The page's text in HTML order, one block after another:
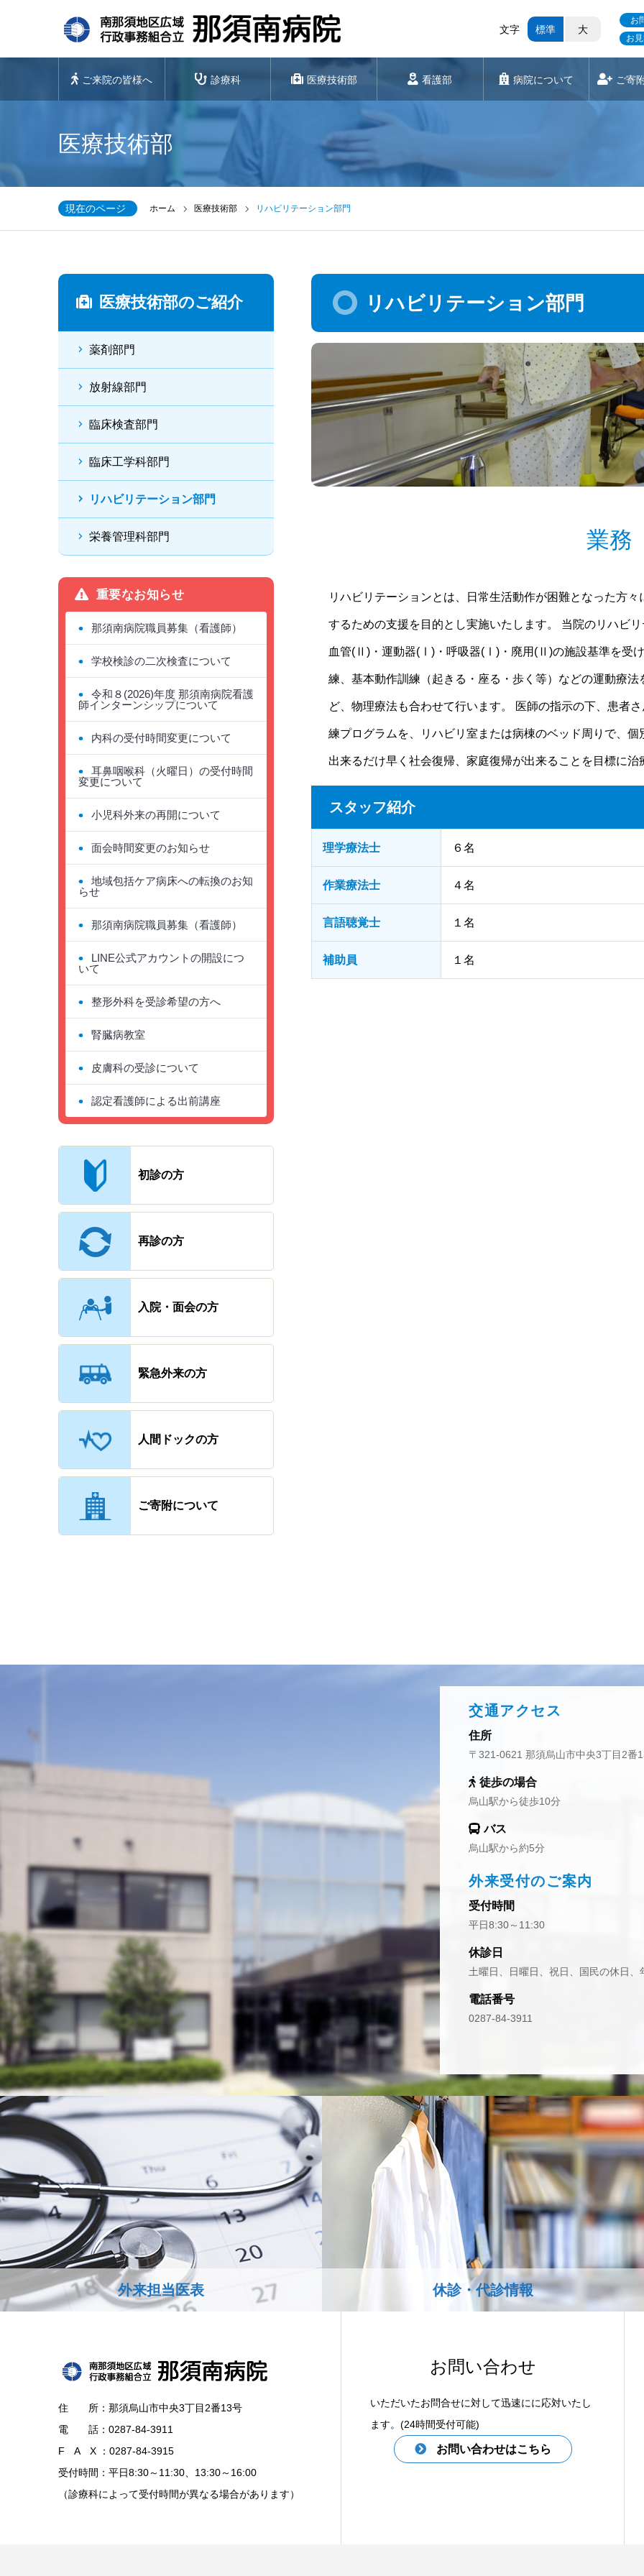
文字 標準 大
お
お
ご来院の皆様へ 診療科 医療技術部 看護部 病院について ご寄
医療技術部
現在のページ ホーム 医療技術部 リハビリテーション部門
リハビリテーション部門
業務
リハビリテーションとは、日常生活動作が困難となった方
するための支援を目的とし実施いたします。 当院のリハビ
血管(Ⅱ)・運動器(Ⅰ)・呼吸器(Ⅰ)・廃用(Ⅱ)の施設基準を受
練、基本動作訓練（起きる・座る・歩く等）などの運動療
ど、物理療法も合わせて行います。 医師の指示の下、患者
練プログラムを、リハビリ室または病棟のベッド周りで、
出来るだけ早く社会復帰、家庭復帰が出来ることを目標に治
スタッフ紹介
理学療法士 ６名
作業療法士 ４名
言語聴覚士 １名
補助員 １名
医療技術部のご紹介
薬剤部門
放射線部門
臨床検査部門
臨床工学科部門
リハビリテーション部門
栄養管理科部門
重要なお知らせ
那須南病院職員募集（看護師）
学校検診の二次検査について
令和８(2026)年度 那須南病院看護
師インターンシップについて
内科の受付時間変更について
耳鼻咽喉科（火曜日）の受付時間
変更について
小児科外来の再開について
面会時間変更のお知らせ
地域包括ケア病床への転換のお知
らせ
那須南病院職員募集（看護師）
LINE公式アカウントの開設につ
いて
整形外科を受診希望の方へ
腎臓病教室
皮膚科の受診について
認定看護師による出前講座
主なメニュー
初診の方
再診の方
入院・面会の方
緊急外来の方
人間ドックの方
ご寄附について
交通アクセス
住所
〒321-0621 那須烏山市中央3丁目2番
徒歩の場合
烏山駅から徒歩10分
バス
烏山駅から約5分
外来受付のご案内
受付時間
平日8:30～11:30
休診日
土曜日、日曜日、祝日、国民の休日、
電話番号
0287-84-3911
外来担当医表 休診・代診情報
住 所：那須烏山市中央3丁目2番13号
電 話：0287-84-3911
F A X ：0287-84-3915
受付時間：平日8:30～11:30、13:30～16:00
（診療科によって受付時間が異なる場合があります）
お問い合わせ
いただいたお問合せに対して迅速にに応対いたし
ます。(24時間受付可能)
お問い合わせはこちら